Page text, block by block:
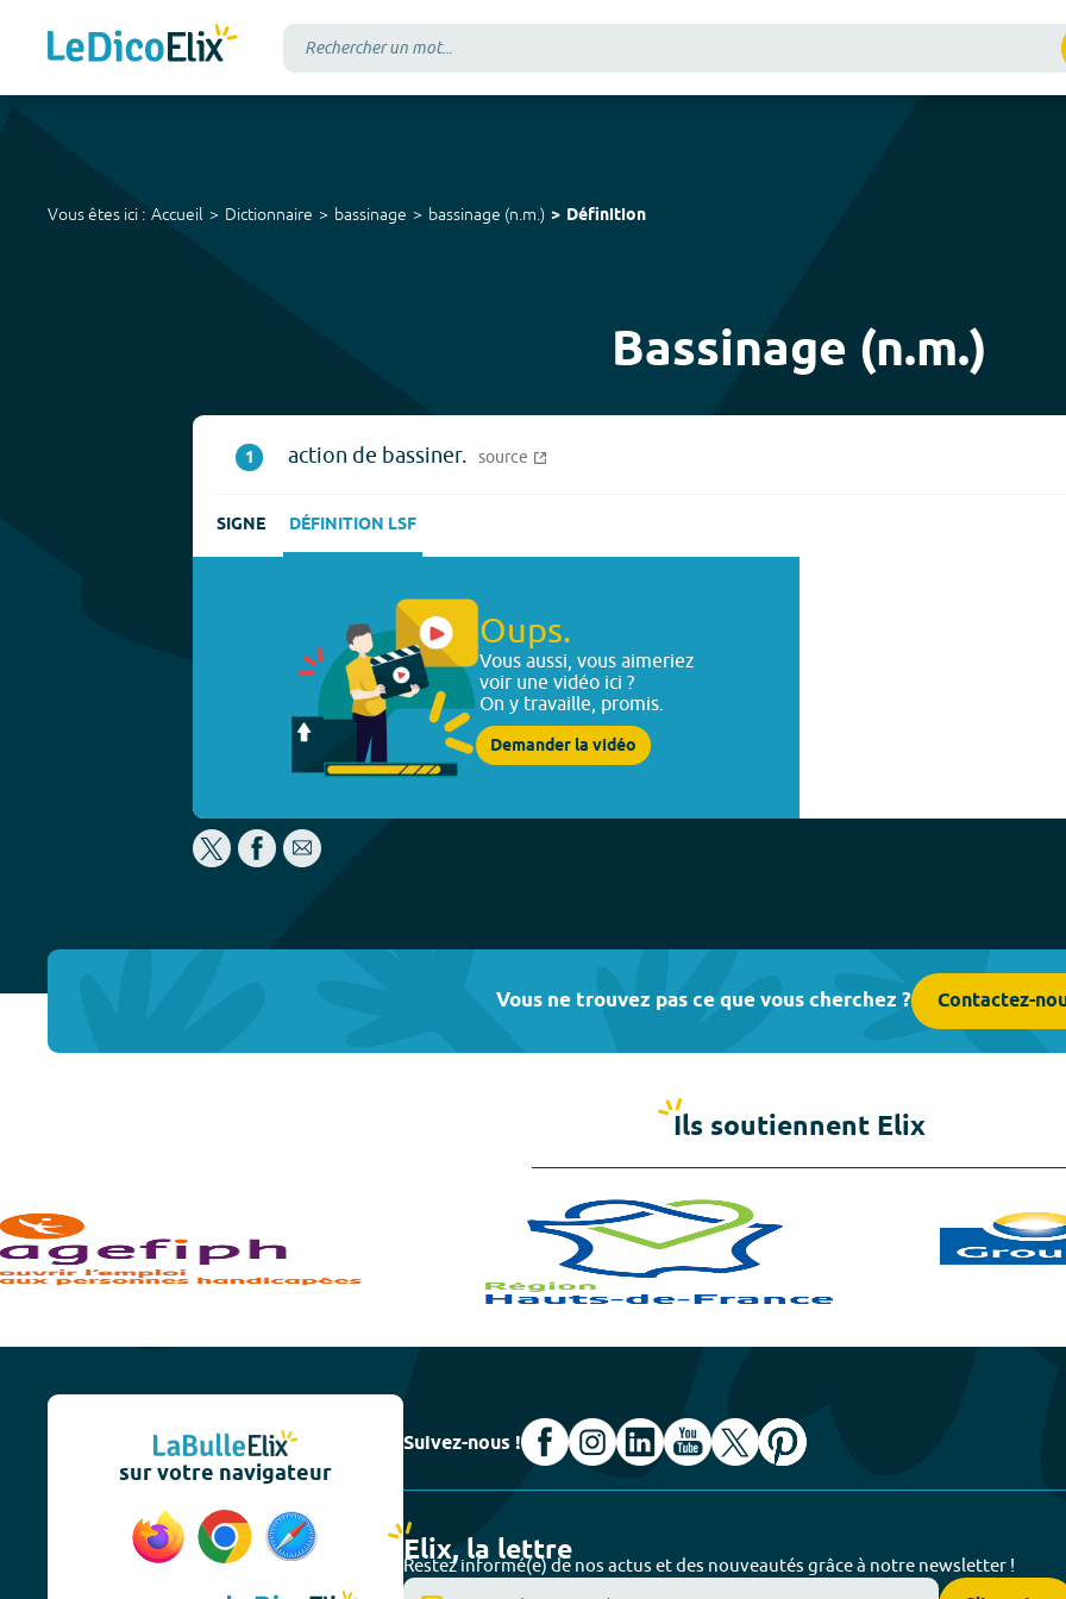
Vous êtes ici : Accueil Dictionnaire bassinage bassinage (n.m. ) Définition
Bassinage (n.m.)
1 action de bassiner. source
SIGNE DÉFINITION LSF
Oups.
Vous aussi, vous aimeriez
voir une vidéo ici ?
On y travaille, promis.
Demander la vidéo
Vous ne trouvez pas ce que vous cherchez ? Contactez-
Ils soutiennent Elix
sur votre navigateur
Suivez-nous !
Elix, la lettre
Restez informé(e) de nos actus et des nouveautés grâce à notre newsletter !